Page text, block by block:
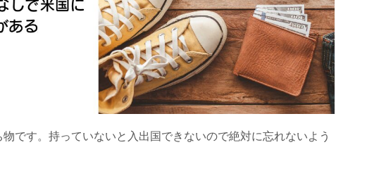
です。持っていないと入出国できないので絶対に忘れないよう